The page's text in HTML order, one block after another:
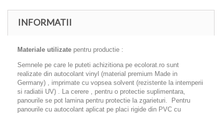
INFORMATII
Materiale utilizate pentru productie :
Semnele pe care le puteti achizitiona pe ecolorat.ro sunt
realizate din autocolant vinyl (material premium Made in
Germany) , imprimate cu vopsea solvent (rezistente la intemperii
si radiatii UV) . La cerere , pentru o protectie suplimentara,
panourile se pot lamina pentru protectie la zgarieturi. Pentru
panourile cu autocolant aplicat pe placi rigide din PVC cu